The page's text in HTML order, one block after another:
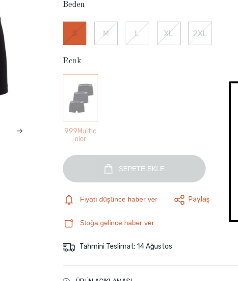
Beden
S M L XL 2XL
Renk
999Multic
olor
SEPETE EKLE
Fiyatı düşünce haber ver Paylaş
Stoğa gelince haber ver
Tahmini Teslimat: 14 Ağustos